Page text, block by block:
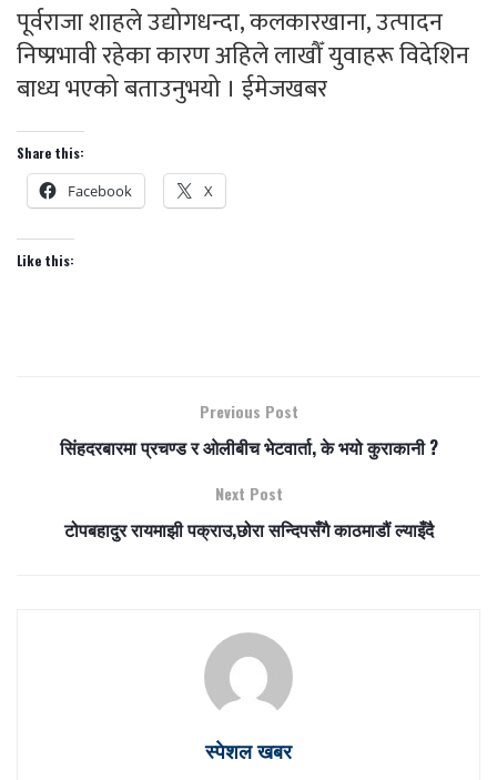
पूर्वराजा शाहले उद्योगधन्दा, कलकारखाना, उत्पादन
निष्प्रभावी रहेका कारण अहिले लाखौँ युवाहरू विदेशिन
बाध्य भएको बताउनुभयो । ईमेजखबर
Share this:
Facebook X
Like this:
Previous Post
सिंहदरबारमा प्रचण्ड र ओलीबीच भेटवार्ता, के भयो कुराकानी ?
Next Post
टोपबहादुर रायमाझी पक्राउ,छोरा सन्दिपसँगै काठमाडौं ल्याइँदै
स्पेशल खबर